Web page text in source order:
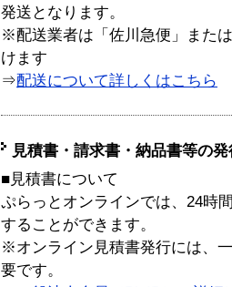
発送となります。
※配送業者は「佐川急便」また
けます
⇒配送について詳しくはこちら
見積書・請求書・納品書等の
■見積書について
ぷらっとオンラインでは、24時
することができます。
※オンライン見積書発行には、
要です。